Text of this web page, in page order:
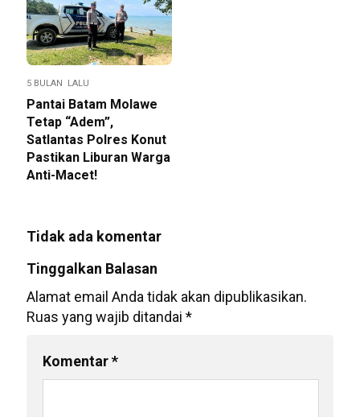
5 BULAN LALU
Pantai Batam Molawe
Tetap “Adem”,
Satlantas Polres Konut
Pastikan Liburan Warga
Anti-Macet!
Tidak ada komentar
Tinggalkan Balasan
Alamat email Anda tidak akan dipublikasikan.
Ruas yang wajib ditandai *
Komentar*